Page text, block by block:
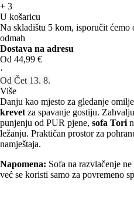
+ 3
U košaricu
Na skladištu 5 kom, isporučit ćemo
odmah
Dostava na adresu
Od 44,99 €
·
Od Čet 13. 8.
Više
Danju kao mjesto za gledanje
krevet za spavanje gostiju.
punjenju od PUR pjene, sofa Tori
ležanju. Praktičan prostor za
namještaja.
Napomena: Sofa na razvlačenje
već se koristi samo za povremeno